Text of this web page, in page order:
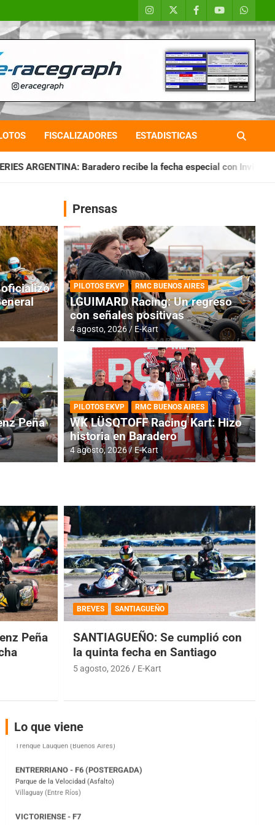
FISCALIZADORES ESTADISTICAS
recibe la fecha especial con Invitados CHAQUEÑO
RMC BUENOS AIRES
Cerró una jornada
oficializó
Peña
Prensas
PILOTOS EKVP RMC BUENOS AIRES
LGUIMARD Racing: Un regreso
con señales positivas
4 agosto, 2026 E-Kart
PILOTOS EKVP RMC BUENOS AIRES
WK LÜSQTOFF Racing Kart: Hizo
historia en Baradero
4 agosto, 2026 E-Kart
Peña
BREVES SANTIAGUEÑO
SANTIAGUEÑO: Se cumplió con
la quinta fecha en Santiago
5 agosto, 2026 E-Kart
Lo que viene
COBERTURA ESPECIAL DE E-KART.COM.AR
08/09-AGO
IAME SERIES ARGENTINA 6
Ramiro Tot (Asfalto)
Parque de la Velocidad (Asfalto)
El Cerro (Tierra)
Victoria (Entre Ríos)
Moto Club Reginense (Tierra)